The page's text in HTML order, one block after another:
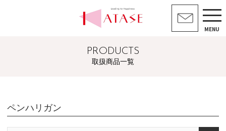
MENU
PRODUCTS
取扱商品一覧
ペンハリガン